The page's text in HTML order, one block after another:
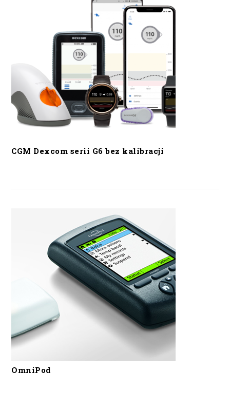
CGM Dexcom serii G6 bez kalibracji
OmniPod